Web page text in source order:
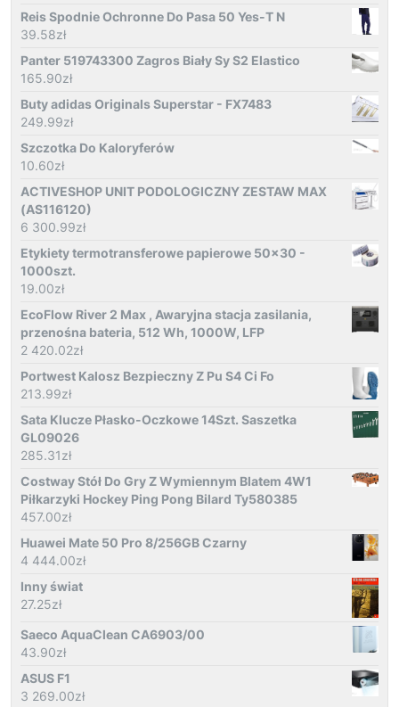
Reis Spodnie Ochronne Do Pasa 50 Yes-T N
39.58zł
Panter 519743300 Zagros Biały Sy S2 Elastico
165.90zł
Buty adidas Originals Superstar - FX7483
249.99zł
Szczotka Do Kaloryferów
10.60zł
ACTIVESHOP UNIT PODOLOGICZNY ZESTAW MAX
(AS116120)
6 300.99zł
Etykiety termotransferowe papierowe 50x30 -
1000szt.
19.00zł
EcoFlow River 2 Max , Awaryjna stacja zasilania,
przenośna bateria, 512 Wh, 1000W, LFP
2 420.02zł
Portwest Kalosz Bezpieczny Z Pu S4 Ci Fo
213.99zł
Sata Klucze Płasko-Oczkowe 14Szt. Saszetka
GL09026
285.31zł
Costway Stół Do Gry Z Wymiennym Blatem 4W1
Piłkarzyki Hockey Ping Pong Bilard Ty580385
457.00zł
Huawei Mate 50 Pro 8/256GB Czarny
4 444.00zł
Inny świat
27.25zł
Saeco AquaClean CA6903/00
43.90zł
ASUS F1
3 269.00zł